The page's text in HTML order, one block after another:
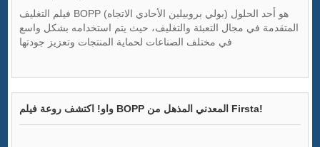
فيلم التغليف BOPP (بولي بروبيلين الأحادي الاتجاه) هو أحد الحلول
المتقدمة في مجال التعبئة والتغليف، حيث يتم استخدامه بشكل واسع
في مختلف الصناعات لحماية المنتجات وتعزيز جودتها
واو! اكتشف روعة فيلم BOPP المعدني المذهل من Firsta!